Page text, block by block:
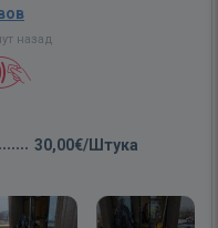
назад
30,00€/Штука